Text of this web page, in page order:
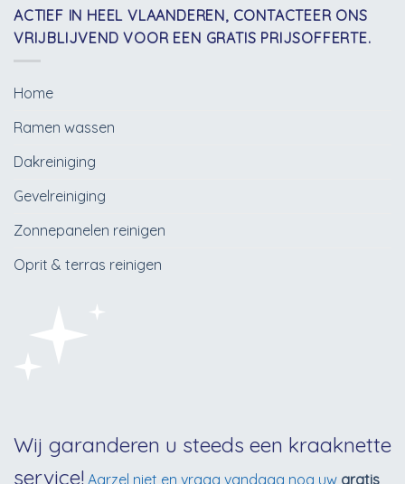
ACTIEF IN HEEL VLAANDEREN, CONTACTEER ONS
VRIJBLIJVEND VOOR EEN GRATIS PRIJSOFFERTE.
Home
Ramen wassen
Dakreiniging
Gevelreiniging
Zonnepanelen reinigen
Oprit & terras reinigen
Wij garanderen u steeds een kraaknette
service! Aarzel niet en vraag vandaag nog uw gratis